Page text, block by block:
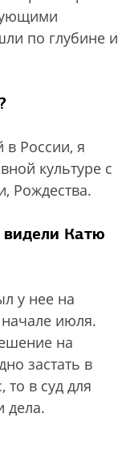
по глубине и
в России, я
культуре с
Рождества.
видели Катю
у нее на
июля.
на
застать в
то в суд для
дела.